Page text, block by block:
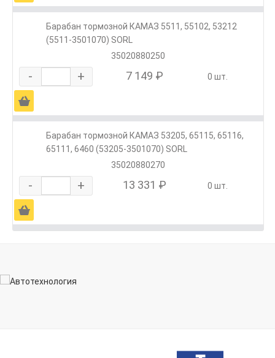
Барабан тормозной КАМАЗ 5511, 55102, 53212
(5511-3501070) SORL
35020880250
- + 7 149 ₽ 0 шт.
Ä
Барабан тормозной КАМАЗ 53205, 65115, 65116,
65111, 6460 (53205-3501070) SORL
35020880270
- + 13 331 ₽ 0 шт.
Ä